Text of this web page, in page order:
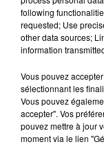
following
requested; Use
other data sources;
information
Vous pouvez
sélectionnant les
Vous pouvez
accepter". Vos
pouvez mettre à jour
moment via le lien